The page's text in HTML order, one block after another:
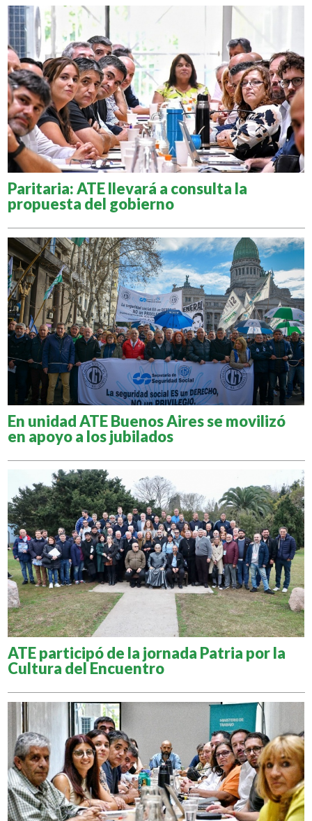
Paritaria: ATE llevará a consulta la
propuesta del gobierno
En unidad ATE Buenos Aires se movilizó
en apoyo a los jubilados
ATE participó de la jornada Patria por la
Cultura del Encuentro